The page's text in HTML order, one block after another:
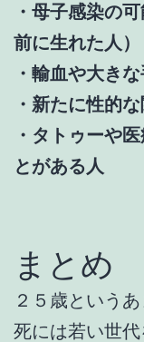
・母子感染の
前に生れた人）
・輸血や大き
・新たに性的
・タトゥーや
とがある人
まとめ
２５歳という
死には若い世